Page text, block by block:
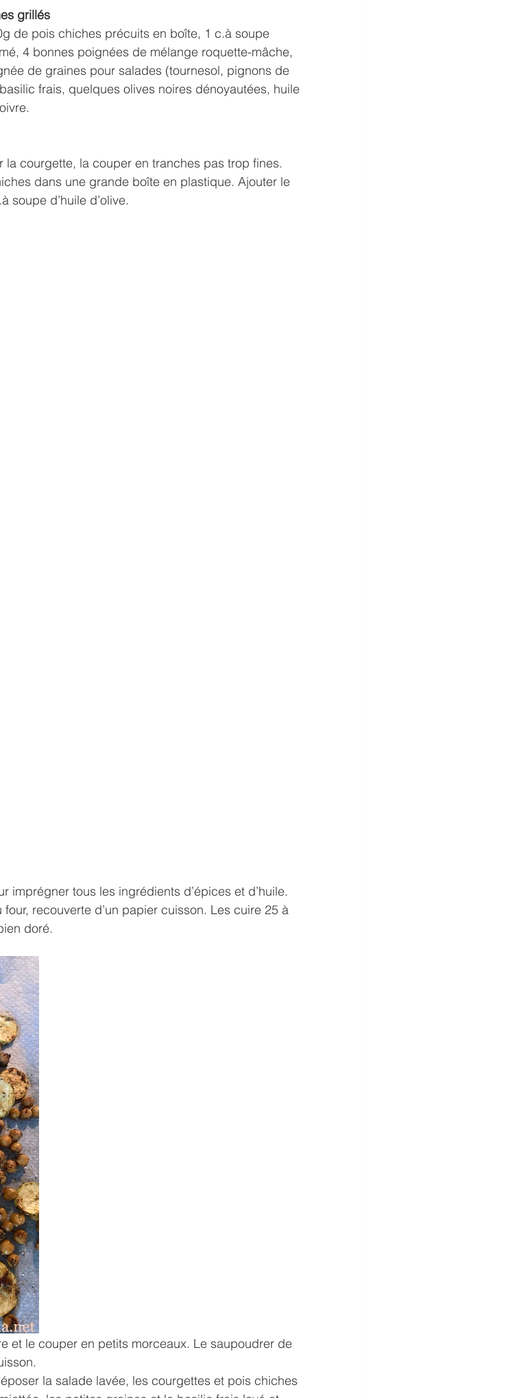
grillés
de pois chiches précuits en boîte, 1 c.à soupe
4 bonnes poignées de mélange roquette-mâche,
de graines pour salades (tournesol, pignons de
frais, quelques olives noires dénoyautées, huile
courgette, la couper en tranches pas trop fines.
dans une grande boîte en plastique. Ajouter le
soupe d’huile d’olive.
imprégner tous les ingrédients d’épices et d’huile.
recouverte d’un papier cuisson. Les cuire 25 à
doré.
et le couper en petits morceaux. Le saupoudrer de
la salade lavée, les courgettes et pois chiches